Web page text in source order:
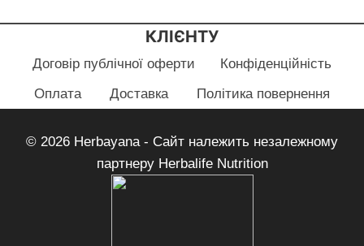
КЛІЄНТУ
Договір публічної оферти
Конфіденційність
Оплата
Доставка Політика повернення
© 2026 Herbayana - Сайт належить незалежному
партнеру Herbalife Nutrition